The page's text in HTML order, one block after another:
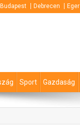
Budapest Debrecen Eger
Sport Gazdaság